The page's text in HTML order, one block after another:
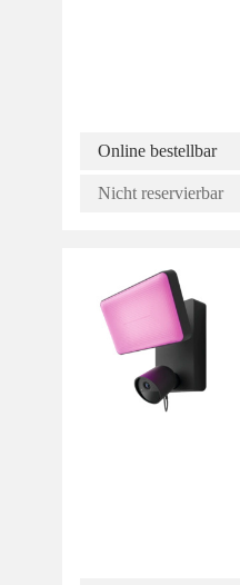
Online bestellbar
Nicht reservierbar